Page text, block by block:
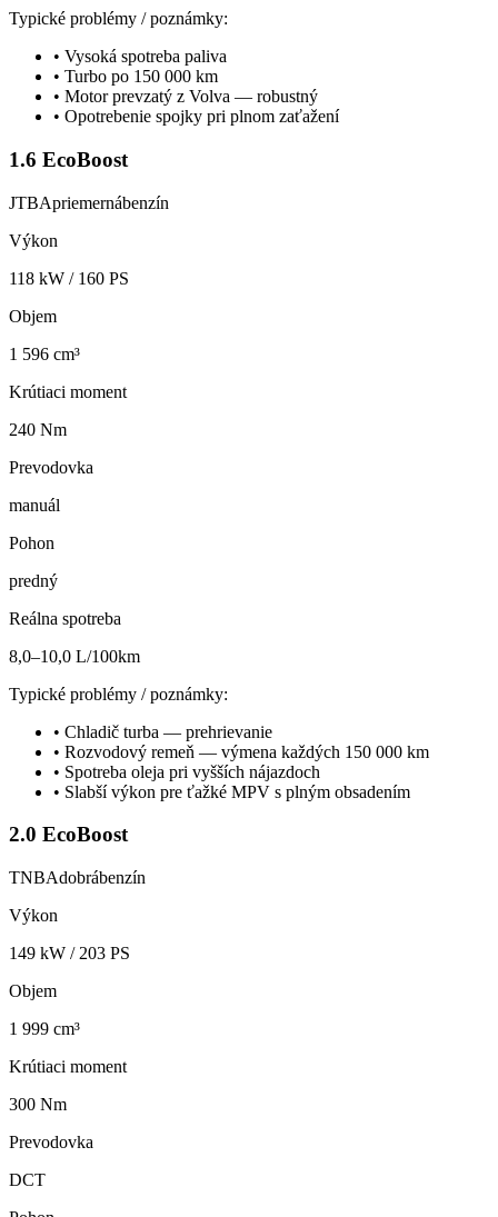
Typické problémy / poznámky:
• Vysoká spotreba paliva
• Turbo po 150 000 km
• Motor prevzatý z Volva — robustný
• Opotrebenie spojky pri plnom zaťažení
1.6 EcoBoost
JTBApriemernábenzín
Výkon
118 kW / 160 PS
Objem
1 596 cm³
Krútiaci moment
240 Nm
Prevodovka
manuál
Pohon
predný
Reálna spotreba
8,0–10,0 L/100km
Typické problémy / poznámky:
• Chladič turba — prehrievanie
• Rozvodový remeň — výmena každých 150 000 km
• Spotreba oleja pri vyšších nájazdoch
• Slabší výkon pre ťažké MPV s plným obsadením
2.0 EcoBoost
TNBAdobrábenzín
Výkon
149 kW / 203 PS
Objem
1 999 cm³
Krútiaci moment
300 Nm
Prevodovka
DCT